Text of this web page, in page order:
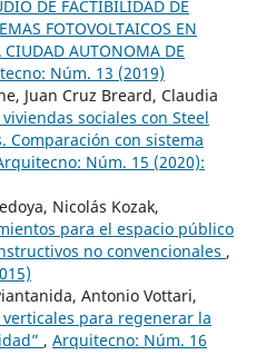
DE FACTIBILIDAD DE
FOTOVOLTAICOS EN
CIUDAD AUTONOMA DE
Núm. 13 (2019)
Juan Cruz Breard, Claudia
sociales con Steel
Comparación con sistema
Núm. 15 (2020):
Nicolás Kozak,
para el espacio público
no convencionales ,
Antonio Vottari,
verticales para regenerar la
, Arquitecno: Núm. 16